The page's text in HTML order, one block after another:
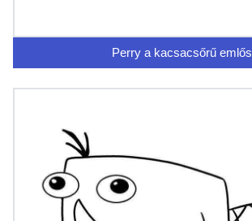
Perry a kacsacsőrű emlős